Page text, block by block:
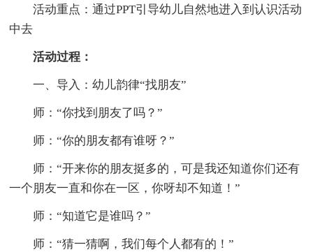
活动重点：通过PPT引导幼儿自然地进入到认识活动
中去
活动过程：
一、导入：幼儿韵律“找朋友”
师：“你找到朋友了吗？”
师：“你的朋友都有谁呀？”
师：“开来你的朋友挺多的，可是我还知道你们还有
一个朋友一直和你在一区，你呀却不知道！”
师：“知道它是谁吗？”
师：“猜一猜啊，我们每个人都有的！”